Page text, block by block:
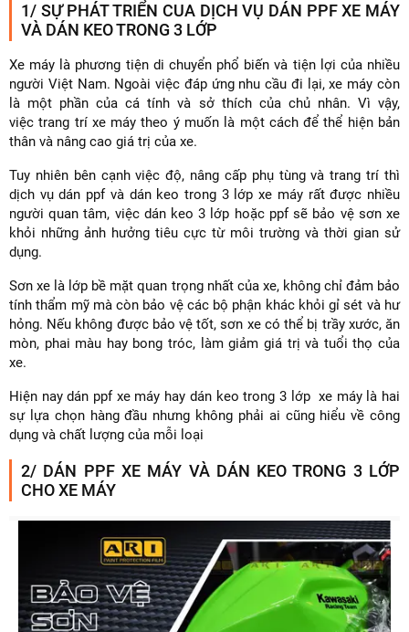
1/ SỰ PHÁT TRIỂN CUA DỊCH VỤ DÁN PPF XE MÁY
VÀ DÁN KEO TRONG 3 LỚP
Xe máy là phương tiện di chuyển phổ biến và tiện lợi của nhiều
người Việt Nam. Ngoài việc đáp ứng nhu cầu đi lại, xe máy còn
là một phần của cá tính và sở thích của chủ nhân. Vì vậy,
việc trang trí xe máy theo ý muốn là một cách để thể hiện bản
thân và nâng cao giá trị của xe.
Tuy nhiên bên cạnh việc độ, nâng cấp phụ tùng và trang trí thì
dịch vụ dán ppf và dán keo trong 3 lớp xe máy rất được nhiều
người quan tâm, việc dán keo 3 lớp hoặc ppf sẽ bảo vệ sơn xe
khỏi những ảnh hưởng tiêu cực từ môi trường và thời gian sử
dụng.
Sơn xe là lớp bề mặt quan trọng nhất của xe, không chỉ đảm bảo
tính thẩm mỹ mà còn bảo vệ các bộ phận khác khỏi gỉ sét và hư
hỏng. Nếu không được bảo vệ tốt, sơn xe có thể bị trầy xước, ăn
mòn, phai màu hay bong tróc, làm giảm giá trị và tuổi thọ của
xe.
Hiện nay dán ppf xe máy hay dán keo trong 3 lớp xe máy là hai
sự lựa chọn hàng đầu nhưng không phải ai cũng hiểu về công
dụng và chất lượng của mỗi loại
2/ DÁN PPF XE MÁY VÀ DÁN KEO TRONG 3 LỚP
CHO XE MÁY